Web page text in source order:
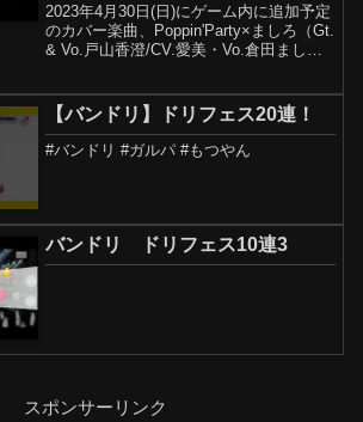
2023年4月30日(日)にゲーム内に追加予定
のカバー楽曲、Poppin'Party×ましろ（Gt.
& Vo.戸山香澄/CV.愛美・Vo.倉田まし
楽しみに♪『バン...
【バンドリ】ドリフェス20連！
#バンドリ #ガルパ #もつやん
バンドリ ドリフェス10連3
スポンサーリンク